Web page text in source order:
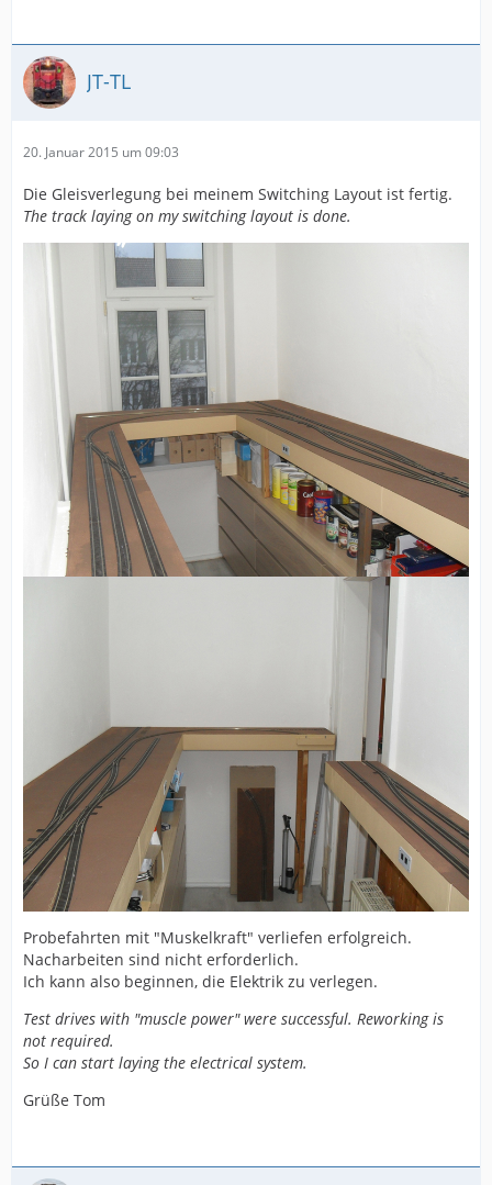
JT-TL
20. Januar 2015 um 09:03
Die Gleisverlegung bei meinem Switching Layout ist fertig.
The track laying on my switching layout is done.
Probefahrten mit "Muskelkraft" verliefen erfolgreich.
Nacharbeiten sind nicht erforderlich.
Ich kann also beginnen, die Elektrik zu verlegen.
Test drives with "muscle power" were successful. Reworking is
not required.
So I can start laying the electrical system.
Grüße Tom